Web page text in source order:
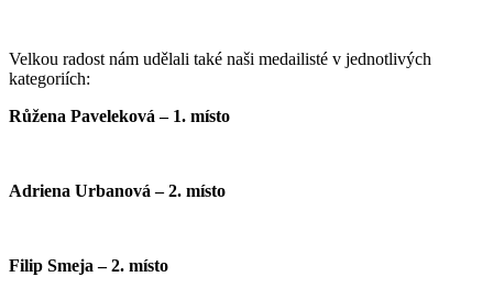
Velkou radost nám udělali také naši medailisté v jednotlivých
kategoriích:
Růžena Paveleková – 1. místo
Adriena Urbanová – 2. místo
Filip Smeja – 2. místo